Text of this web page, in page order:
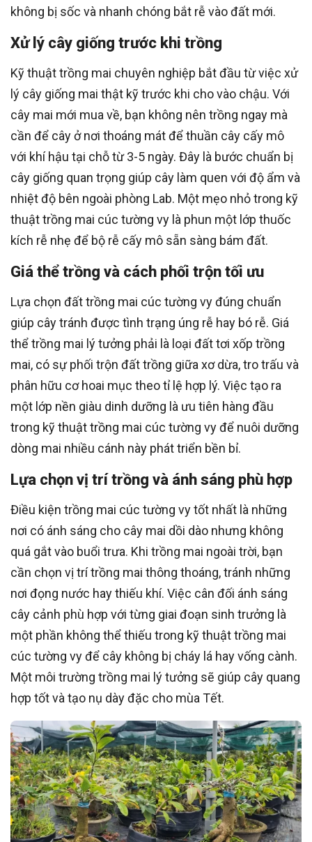
không bị sốc và nhanh chóng bắt rễ vào đất mới.
Xử lý cây giống trước khi trồng
Kỹ thuật trồng mai chuyên nghiệp bắt đầu từ việc xử
lý cây giống mai thật kỹ trước khi cho vào chậu. Với
cây mai mới mua về, bạn không nên trồng ngay mà
cần để cây ở nơi thoáng mát để thuần cây cấy mô
với khí hậu tại chỗ từ 3-5 ngày. Đây là bước chuẩn bị
cây giống quan trọng giúp cây làm quen với độ ẩm và
nhiệt độ bên ngoài phòng Lab. Một mẹo nhỏ trong kỹ
thuật trồng mai cúc tường vy là phun một lớp thuốc
kích rễ nhẹ để bộ rễ cấy mô sẵn sàng bám đất.
Giá thể trồng và cách phối trộn tối ưu
Lựa chọn đất trồng mai cúc tường vy đúng chuẩn
giúp cây tránh được tình trạng úng rễ hay bó rễ. Giá
thể trồng mai lý tưởng phải là loại đất tơi xốp trồng
mai, có sự phối trộn đất trồng giữa xơ dừa, tro trấu và
phân hữu cơ hoai mục theo tỉ lệ hợp lý. Việc tạo ra
một lớp nền giàu dinh dưỡng là ưu tiên hàng đầu
trong kỹ thuật trồng mai cúc tường vy để nuôi dưỡng
dòng mai nhiều cánh này phát triển bền bỉ.
Lựa chọn vị trí trồng và ánh sáng phù hợp
Điều kiện trồng mai cúc tường vy tốt nhất là những
nơi có ánh sáng cho cây mai dồi dào nhưng không
quá gắt vào buổi trưa. Khi trồng mai ngoài trời, bạn
cần chọn vị trí trồng mai thông thoáng, tránh những
nơi đọng nước hay thiếu khí. Việc cân đối ánh sáng
cây cảnh phù hợp với từng giai đoạn sinh trưởng là
một phần không thể thiếu trong kỹ thuật trồng mai
cúc tường vy để cây không bị cháy lá hay vống cành.
Một môi trường trồng mai lý tưởng sẽ giúp cây quang
hợp tốt và tạo nụ dày đặc cho mùa Tết.